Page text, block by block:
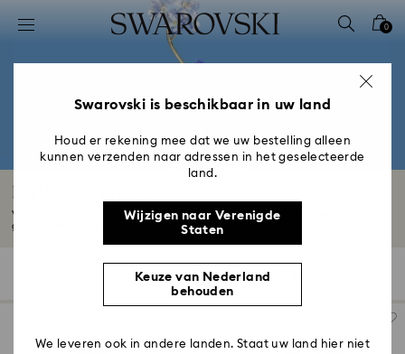
Lijst met toegangscodes
2 - Voettekst
4 - Zoekresultaten
0
Idyllia decoraties
Vier de lente met onze Idyllia-collectie. Van speelse, op de natuur
geïnspireerde...
Filter
Filter
Swarovski is beschikbaar in uw land
Houd er rekening mee dat we uw bestelling alleen
kunnen verzenden naar adressen in het geselecteerde
land.
Wijzigen naar Verenigde
Staten
Keuze van Nederland
behouden
We leveren ook in andere landen. Staat uw land hier niet